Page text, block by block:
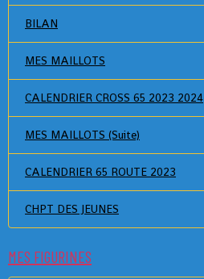
BILAN
MES MAILLOTS
CALENDRIER CROSS 65 2023 2024
MES MAILLOTS (Suite)
CALENDRIER 65 ROUTE 2023
CHPT DES JEUNES
MES FIGURINES